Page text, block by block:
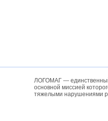
ЛОГОМАГ —
основной миссией
тяжелыми нарушениями